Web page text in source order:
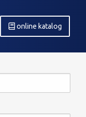
online katalog